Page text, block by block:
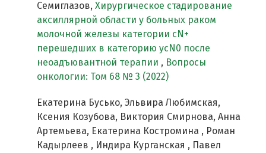
Семиглазов, Хирургическое стадирование
аксиллярной области у больных раком
молочной железы категории сN+
перешедших в категорию ycN0 после
неоадъювантной терапии , Вопросы
онкологии: Том 68 № 3 (2022)
Екатерина Бусько, Эльвира Любимская,
Ксения Козубова, Виктория Смирнова, Анна
Артемьева, Екатерина Костромина , Роман
Кадырлеев , Индира Курганская , Павел